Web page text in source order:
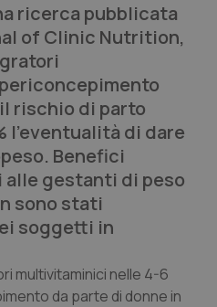
ricerca pubblicata
of Clinic Nutrition,
rischio di parto
l’eventualità di dare
Benefici
gestanti di peso
sono stati
soggetti in
multivitaminici nelle 4-6
da parte di donne in